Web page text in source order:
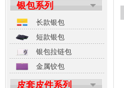
银包系列
长款银包
短款银包
银包拉链包
金属铰包
皮套皮件系列